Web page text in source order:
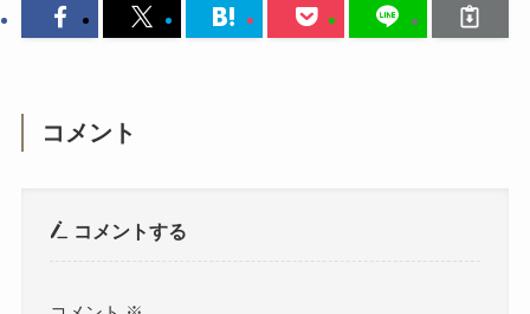
コメント
コメントする